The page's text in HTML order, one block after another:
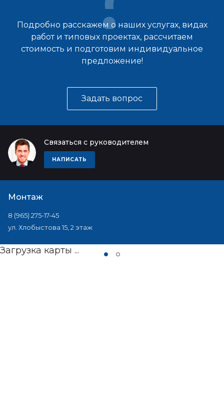
Подробно расскажем о наших услугах, видах
работ и типовых проектах, рассчитаем
стоимость и подготовим индивидуальное
предложение!
Задать вопрос
Связаться с руководителем
НАПИСАТЬ
Монтаж
8 (965) 275-17-45
ул. Хлобыстова 15, 2 этаж
Загрузка карты ...